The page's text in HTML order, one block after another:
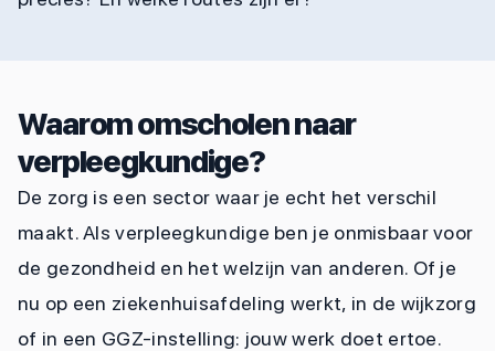
Waarom omscholen naar
verpleegkundige?
De zorg is een sector waar je echt het verschil
maakt. Als verpleegkundige ben je onmisbaar voor
de gezondheid en het welzijn van anderen. Of je
nu op een ziekenhuisafdeling werkt, in de wijkzorg
of in een GGZ-instelling: jouw werk doet ertoe.